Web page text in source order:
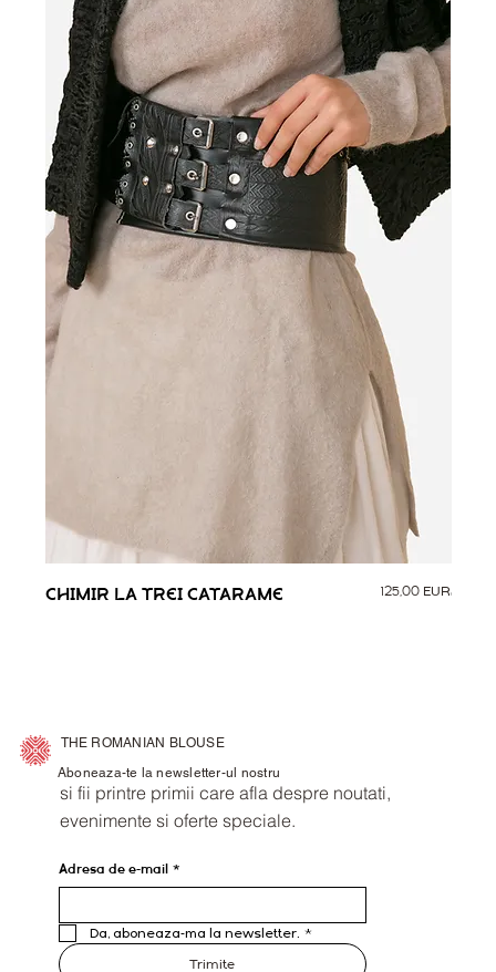
CHIMIR LA TREI CATARAME Preț
125,00 EUR
THE ROMANIAN BLOUSE
Aboneaza-te la newsletter-ul nostru
​si fii printre primii care afla despre noutati,
evenimente si oferte speciale.
Adresa de e-mail *
Da, aboneaza-ma la newsletter. *
Trimite